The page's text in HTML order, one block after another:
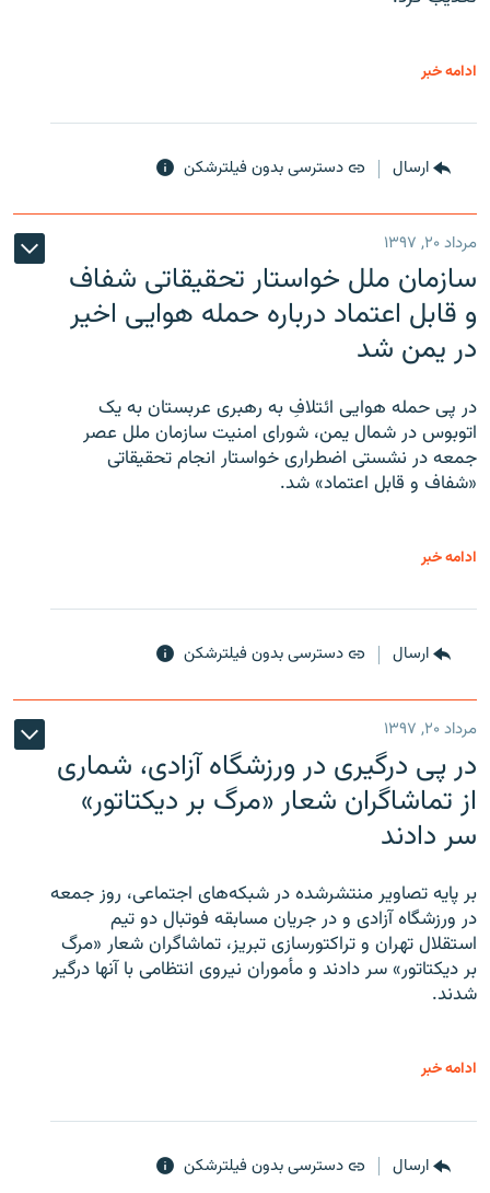
ادامه خبر
ارسال دسترسی بدون فیلترشکن
مرداد ۲۰, ۱۳۹۷
سازمان ملل خواستار تحقیقاتی شفاف
و قابل اعتماد درباره حمله هوایی اخیر
در یمن شد
در پی حمله هوایی ائتلافِ به رهبری عربستان به یک
اتوبوس در شمال یمن، شورای امنیت سازمان ملل عصر
جمعه در نشستی اضطراری خواستار انجام تحقیقاتی
«شفاف و قابل اعتماد» شد.
ادامه خبر
ارسال دسترسی بدون فیلترشکن
مرداد ۲۰, ۱۳۹۷
در پی درگیری در ورزشگاه آزادی، شماری
از تماشاگران شعار «مرگ بر دیکتاتور»
سر دادند
بر پایه تصاویر منتشرشده در شبکه‌های اجتماعی، روز جمعه
در ورزشگاه آزادی و در جریان مسابقه فوتبال دو تیم
استقلال تهران و تراکتورسازی تبریز، تماشاگران شعار «مرگ
بر دیکتاتور» سر دادند و مأموران نیروی انتظامی با آنها درگیر
شدند.
ادامه خبر
ارسال دسترسی بدون فیلترشکن